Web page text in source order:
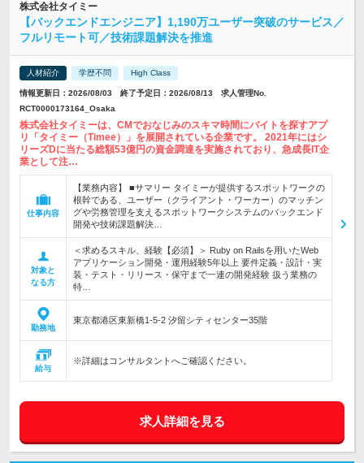
株式会社タイミー
【バックエンドエンジニア】1,190万ユーザー突破のサービス／
フルリモート可／技術課題解決を推進
人材紹介 学歴不問 High Class
情報更新日：2026/08/03 終了予定日：2026/08/13 求人管理No.
RCT0000173164_Osaka
株式会社タイミーは、CMでおなじみのスキマ時間にバイトを探すアプ
リ「タイミー（Timee）」を展開されている企業です。 2021年にはシ
リーズDに当たる総額53億円の資金調達を実施されており、急成長IT企
業として注…
仕事内容
【業務内容】 ■サマリー タイミーが提供するスポットワークの
根幹である、ユーザー（クライアント・ワーカー）のマッチン
グや労務管理を支えるスポットワークシステムのバックエンド
開発や技術課題解決…
対象と
なる方
＜求めるスキル、経験【必須】＞ Ruby on Railsを用いたWeb
アプリケーション開発・運用経験5年以上 要件定義・設計・実
装・テスト・リリース・保守まで一連の開発経験 扱う業務の
特…
勤務地
東京都港区東新橋1-5-2 汐留シティセンター35階
給与
※詳細はコンサルタントへご確認ください。
求人詳細を見る